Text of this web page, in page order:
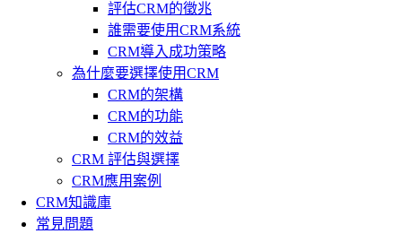
評估CRM的徵兆
誰需要使用CRM系統
CRM導入成功策略
為什麼要選擇使用CRM
CRM的架構
CRM的功能
CRM的效益
CRM 評估與選擇
CRM應用案例
CRM知識庫
常見問題